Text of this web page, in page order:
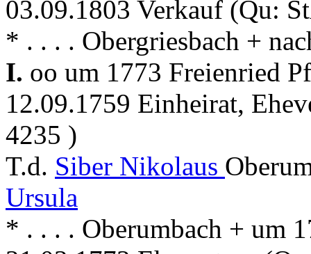
03.09.1803 Verkauf (Qu:
* . . . . Obergriesbach +
I. oo um 1773 Freienried
12.09.1759 Einheirat,
4235 )
T.d. Siber Nikolaus
Ursula
* . . . . Oberumbach + um